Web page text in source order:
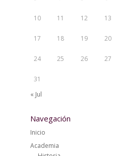
10 11 12 13
17 18 19 20
24 25 26 27
31
« Jul
Navegación
Inicio
Academia